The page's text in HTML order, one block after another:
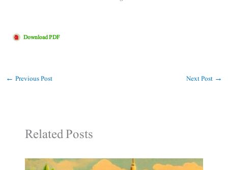
Download PDF
← Previous Post Next Post →
Related Posts